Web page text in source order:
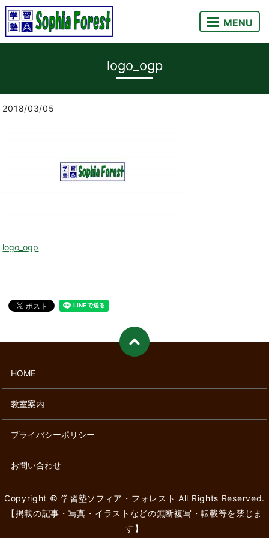
MENU
logo_ogp
2018/03/05
logo_ogp
HOME
教室案内
プライバシーポリシー
お問い合わせ
Copyright © 学習塾ソフィア・フォレスト All Rights Reserved.
【掲載の記事・写真・イラストなどの無断複写・転載等を禁じま
す】